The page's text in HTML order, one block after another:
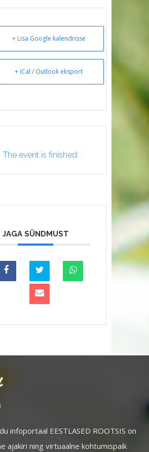
+ Lisa Google kalendrisse
+ iCal / Outlook eksport
The event is finished.
JAGA SÜNDMUST
infoportaal EESTLASED ROOTSIS on
ajakiri ning virtuaalne kohtumispaik